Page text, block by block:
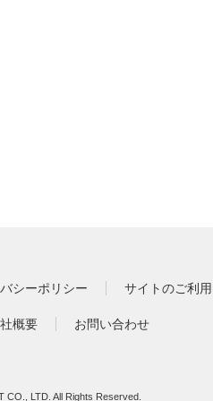
シーポリシー サイトのご利
概要 お問い合わせ
CO., LTD. All Rights Reserved.